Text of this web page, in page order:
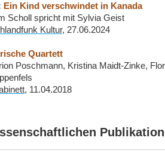
Ein Kind verschwindet in Kanada
Scholl spricht mit Sylvia Geist
Kultur, 27.06.2024
Quartett
Poschmann, Kristina Maidt-Zinke,
, 11.04.2018